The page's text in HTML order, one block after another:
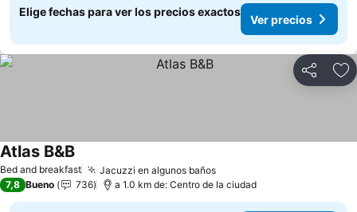
Elige fechas para ver los precios exactos
Ver precios
Compartir
Bed and breakfast Jacuzzi en algunos baños
Atlas B&B
7,8 Bueno 736 a 1.0 km de: Centro de la ciudad